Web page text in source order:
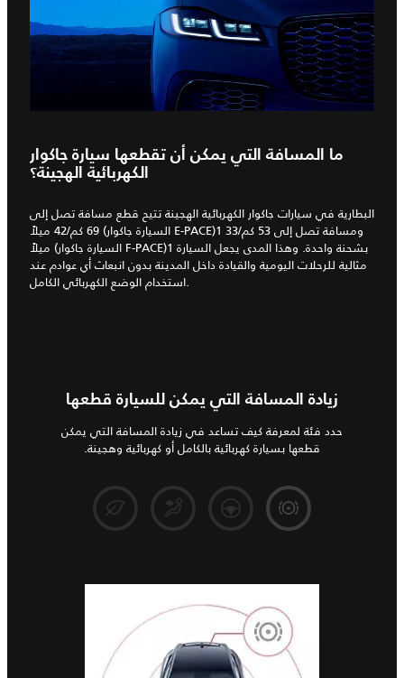
ما المسافة التي يمكن أن تقطعها سيارة جاكوار
الكهربائية الهجينة؟
البطارية في سيارات جاكوار الكهربائية الهجينة تتيح قطع مسافة تصل إلى
69 كم/42 ميلاً (السيارة جاكوار E-PACE)1 ومسافة تصل إلى 53 كم/33
ميلاً (السيارة جاكوار F-PACE)1 بشحنة واحدة. وهذا المدى يجعل السيارة
مثالية للرحلات اليومية والقيادة داخل المدينة بدون انبعاث أي عوادم عند
استخدام الوضع الكهربائي الكامل.
زيادة المسافة التي يمكن للسيارة قطعها
حدد فئة لمعرفة كيف تساعد في زيادة المسافة التي يمكن
قطعها بسيارة كهربائية بالكامل أو كهربائية وهجينة.